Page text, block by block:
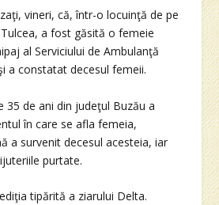
vineri, că, într-o locuinţă de pe
a fost găsită o femeie
al Serviciului de Ambulanţă
a constatat decesul femeii.
35 de ani din judeţul Buzău a
în care se afla femeia,
a survenit decesul acesteia, iar
purtate.
tipărită a ziarului Delta.